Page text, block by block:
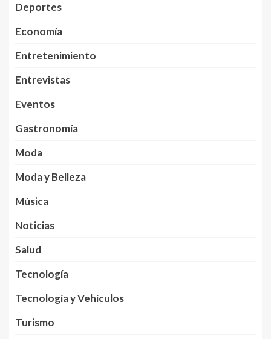
Deportes
Economía
Entretenimiento
Entrevistas
Eventos
Gastronomía
Moda
Moda y Belleza
Música
Noticias
Salud
Tecnología
Tecnología y Vehículos
Turismo